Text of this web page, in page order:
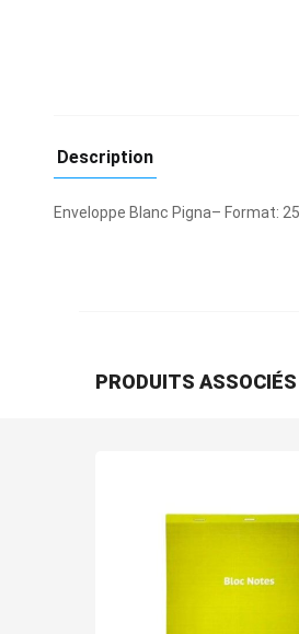
Description
Enveloppe Blanc Pigna– Format:
PRODUITS ASSOCIÉS